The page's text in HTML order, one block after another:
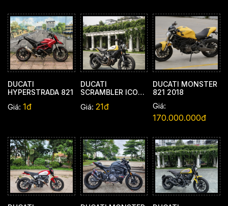
DUCATI
HYPERSTRADA 821
Giá: 1đ
DUCATI
SCRAMBLER ICON
Giá: 21đ
DUCATI MONSTER
821 2018
Giá:
170.000.000đ